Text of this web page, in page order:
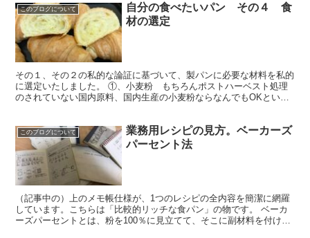
このブログについて
自分の食べたいパン その４ 食
材の選定
その１、その２の私的な論証に基づいて、製パンに必要な材料を私的
に選定いたしました。 ①、小麦粉 もちろんポストハーベスト処理
のされていない国内原料、国内生産の小麦粉ならなんでもOKという
このブログについて
業務用レシピの見方。ベーカーズ
パーセント法
（記事中の）上のメモ帳仕様が、1つのレシピの全内容を簡潔に網羅
しています。こちらは「比較的リッチな食パン」の物です。 ベーカ
ーズパーセントとは、粉を100％に見立てて、そこに副材料を付けた